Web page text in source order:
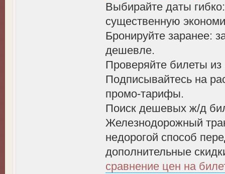
Выбирайте даты
существенную
Бронируйте заранее:
дешевле.
Проверяйте билеты
Подписывайтесь на
промо-тарифы.
Поиск дешевых ж/д
Железнодорожный
недорогой способ
дополнительные
сравнение цен на